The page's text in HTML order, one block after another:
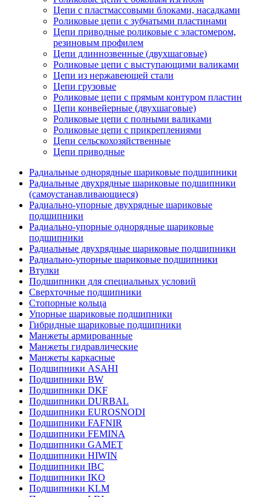
Цепи с пластмассовыми блоками, насадками
Роликовые цепи с зубчатыми пластинами
Цепи приводные роликовые с эластомером,
резиновым профилем
Цепи длиннозвенные (двухшаговые)
Роликовые цепи с выступающими валиками
Цепи из нержавеющей стали
Цепи грузовые
Роликовые цепи с прямым контуром пластин
Цепи конвейерные (двухшаговые)
Роликовые цепи с полными валиками
Роликовые цепи с прикреплениями
Цепи сельскохозяйственные
Цепи приводные
Радиальные однорядные шариковые подшипники
Радиальные двухрядные шариковые подшипники
(самоустанавливающиеся)
Радиально-упорные двухрядные шариковые
подшипники
Радиально-упорные однорядные шариковые
подшипники
Радиальные двухрядные шариковые подшипники
Радиально-упорные шариковые подшипники
Втулки
Подшипники для специальных условий
Сверхточные подшипники
Стопорные кольца
Упорные шариковые подшипники
Гибридные шариковые подшипники
Манжеты армированные
Манжеты гидравлические
Манжеты каркасные
Подшипники ASAHI
Подшипники BW
Подшипники DKF
Подшипники DURBAL
Подшипники EUROSNODI
Подшипники FAFNIR
Подшипники FEMINA
Подшипники GAMET
Подшипники HIWIN
Подшипники IBC
Подшипники IKO
Подшипники KLM